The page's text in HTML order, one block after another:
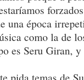
una época
como la de
es Seru Giran,